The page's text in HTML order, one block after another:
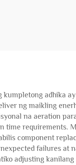
adhika
ng maikling
na aeration
time
component
failures
adjusting